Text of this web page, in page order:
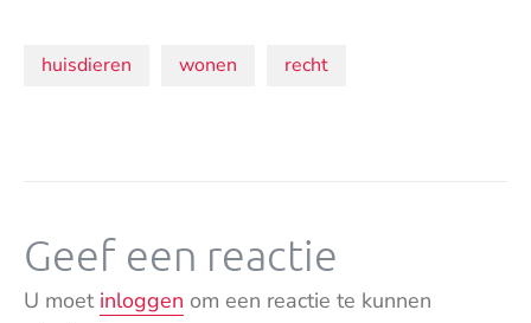
Onderwerpen:
huisdieren wonen recht
Geef een reactie
U moet inloggen om een reactie te kunnen